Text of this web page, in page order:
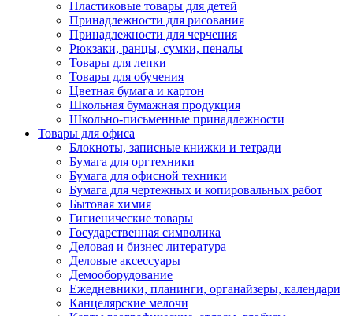
Пластиковые товары для детей
Принадлежности для рисования
Принадлежности для черчения
Рюкзаки, ранцы, сумки, пеналы
Товары для лепки
Товары для обучения
Цветная бумага и картон
Школьная бумажная продукция
Школьно-письменные принадлежности
Товары для офиса
Блокноты, записные книжки и тетради
Бумага для оргтехники
Бумага для офисной техники
Бумага для чертежных и копировальных работ
Бытовая химия
Гигиенические товары
Государственная символика
Деловая и бизнес литература
Деловые аксессуары
Демооборудование
Ежедневники, планинги, органайзеры, календари
Канцелярские мелочи